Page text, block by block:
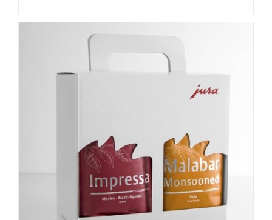
JURA degusteerimispakend 250g x4